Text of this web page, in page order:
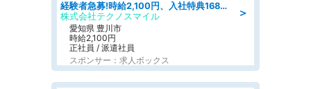
＞
経験者急募!時給2,100円、入社特典168万円の自動車製造業務/トヨタ自動車/tutumi
株式会社テクノスマイル
愛知県 豊川市
時給2,100円
正社員 / 派遣社員
スポンサー：求人ボックス